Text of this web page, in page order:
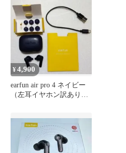
¥4,900
earfun air pro 4 ネイビー
（左耳イヤホン訳あり）